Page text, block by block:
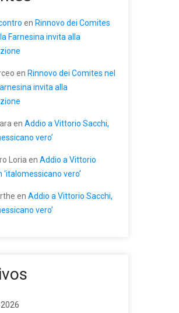
en Rinnovo dei Comites
Farnesina invita alla
en Rinnovo dei Comites nel
invita alla
en Addio a Vittorio Sacchi,
vero’
Loria en Addio a Vittorio
‘italomessicano vero’
en Addio a Vittorio Sacchi,
vero’